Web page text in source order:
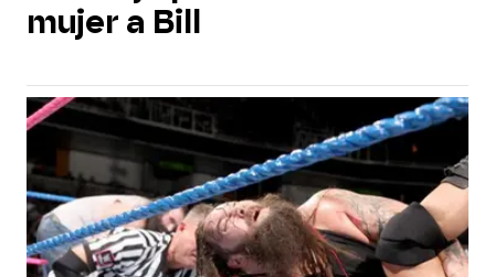
mujer a Bill